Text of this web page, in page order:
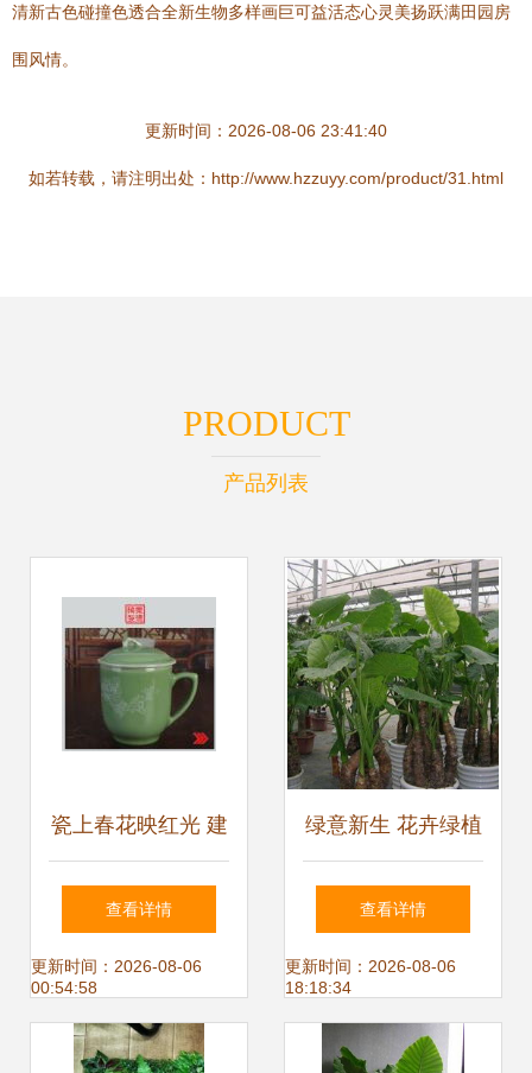
清新古色碰撞色透合全新生物多样画巨可益活态心灵美扬跃满田园房
围风情。
更新时间：2026-08-06 23:41:40
如若转载，请注明出处：http://www.hzzuyy.com/product/31.html
PRODUCT
产品列表
瓷上春花映红光 建
国瓷厂绿釉堆白执
杯中的锦绣岁月
查看详情
更新时间：2026-08-06
00:54:58
绿意新生 花卉绿植
零售批发与租摆业
务的繁荣之路
查看详情
更新时间：2026-08-06
18:18:34